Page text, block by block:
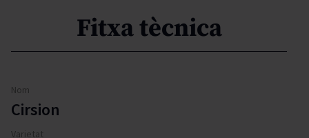
Fitxa tècnica
Nom
Cirsion
Varietat